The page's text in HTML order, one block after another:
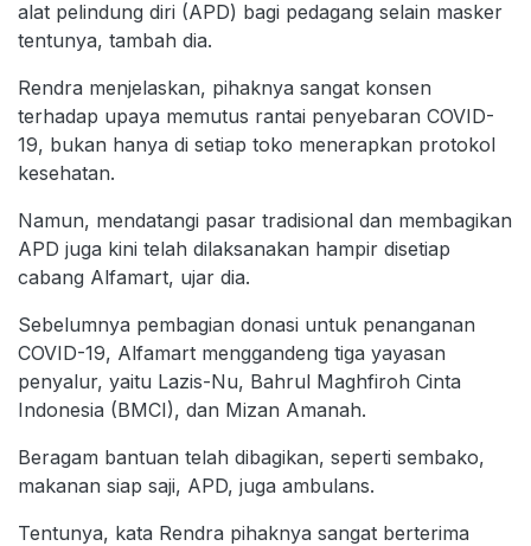
alat pelindung diri (APD) bagi pedagang selain masker
tentunya, tambah dia.
Rendra menjelaskan, pihaknya sangat konsen
terhadap upaya memutus rantai penyebaran COVID-
19, bukan hanya di setiap toko menerapkan protokol
kesehatan.
Namun, mendatangi pasar tradisional dan membagikan
APD juga kini telah dilaksanakan hampir disetiap
cabang Alfamart, ujar dia.
Sebelumnya pembagian donasi untuk penanganan
COVID-19, Alfamart menggandeng tiga yayasan
penyalur, yaitu Lazis-Nu, Bahrul Maghfiroh Cinta
Indonesia (BMCI), dan Mizan Amanah.
Beragam bantuan telah dibagikan, seperti sembako,
makanan siap saji, APD, juga ambulans.
Tentunya, kata Rendra pihaknya sangat berterima